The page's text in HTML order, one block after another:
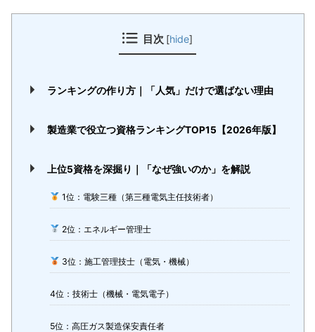
目次 [hide]
ランキングの作り方｜「人気」だけで選ばない理由
製造業で役立つ資格ランキングTOP15【2026年版】
上位5資格を深掘り｜「なぜ強いのか」を解説
1位：電験三種（第三種電気主任技術者）
2位：エネルギー管理士
3位：施工管理技士（電気・機械）
4位：技術士（機械・電気電子）
5位：高圧ガス製造保安責任者